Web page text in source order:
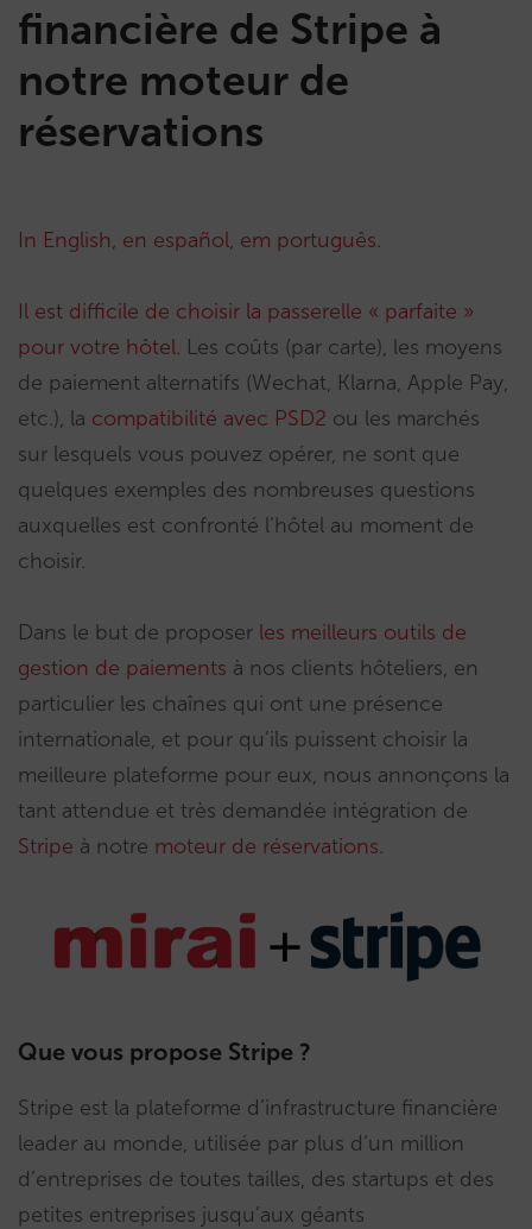
financière de Stripe à
notre moteur de
réservations
In English, en español, em português.
Il est difficile de choisir la passerelle « parfaite »
pour votre hôtel. Les coûts (par carte), les moyens
de paiement alternatifs (Wechat, Klarna, Apple Pay,
etc.), la compatibilité avec PSD2 ou les marchés
sur lesquels vous pouvez opérer, ne sont que
quelques exemples des nombreuses questions
auxquelles est confronté l’hôtel au moment de
choisir.
Dans le but de proposer les meilleurs outils de
gestion de paiements à nos clients hôteliers, en
particulier les chaînes qui ont une présence
internationale, et pour qu’ils puissent choisir la
meilleure plateforme pour eux, nous annonçons la
tant attendue et très demandée intégration de
Stripe à notre moteur de réservations.
Que vous propose Stripe ?
Stripe est la plateforme d’infrastructure financière
leader au monde, utilisée par plus d’un million
d’entreprises de toutes tailles, des startups et des
petites entreprises jusqu’aux géants